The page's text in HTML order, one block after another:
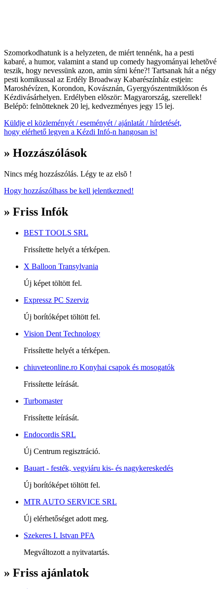
Szomorkodhatunk is a helyzeten, de miért tennénk, ha a pesti
kabaré, a humor, valamint a stand up comedy hagyományai lehetõvé
teszik, hogy nevessünk azon, amin sírni kéne?! Tartsanak hát a négy
pesti komikussal az Erdély Broadway Kabarészínház estjein:
Maroshévízen, Korondon, Kovásznán, Gyergyószentmiklóson és
Kézdivásárhelyen. Erdélyben elõször: Magyarország, szerellek!
Belépõ: felnõtteknek 20 lej, kedvezményes jegy 15 lej.
Küldje el közleményét / eseményét / ajánlatát / hírdetését,
hogy elérhető legyen a Kézdi Infó-n hangosan is!
» Hozzászólások
Nincs még hozzászólás. Légy te az elsõ !
Hogy hozzászólhass be kell jelentkezned!
» Friss Infók
BEST TOOLS SRL
Frissítette helyét a térképen.
X Balloon Transylvania
Új képet töltött fel.
Expressz PC Szerviz
Új borítóképet töltött fel.
Vision Dent Technology
Frissítette helyét a térképen.
chiuveteonline.ro Konyhai csapok és mosogatók
Frissítette leírását.
Turbomaster
Frissítette leírását.
Endocordis SRL
Új Centrum regisztráció.
Bauart - festék, vegyiáru kis- és nagykereskedés
Új borítóképet töltött fel.
MTR AUTO SERVICE SRL
Új elérhetőséget adott meg.
Szekeres I. Istvan PFA
Megváltozott a nyitvatartás.
» Friss ajánlatok